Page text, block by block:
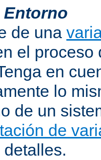
Entorno
de una
el proceso
en
lo
de un
de